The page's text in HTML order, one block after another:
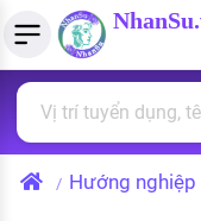
Tìm việc làm
Việc làm ngành
Quản lý CV
Tải CV lên
Tính lương Gross
Tính thuế thu
PHÁP LUẬT VIỆT
Văn bản pháp luật
/ Hướng nghiệp